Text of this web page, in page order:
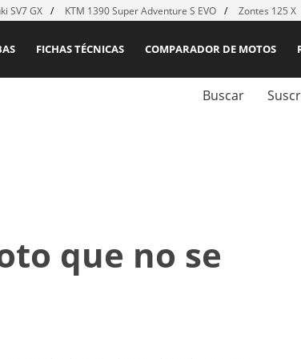
SV7 GX KTM 1390 Super Adventure S EVO Zontes 125 X
COMPARADOR DE MOTOS
FICHAS TÉCNICAS
Buscar
que no se